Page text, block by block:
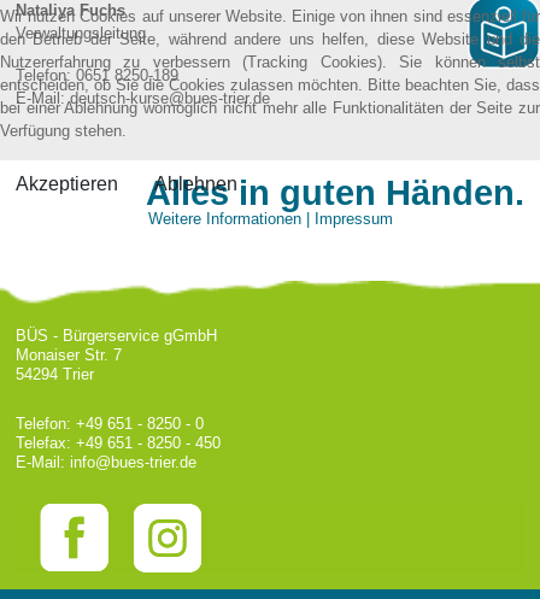
Nataliya Fuchs
Verwaltungsleitung
Telefon:0651 8250-189
E-Mail:deutsch-kurse@bues-trier.de
Alles in guten Händen.
BÜS - Bürgerservice gGmbH
Monaiser Str. 7
54294 Trier
Telefon:+49 651 - 8250 - 0
Telefax: +49 651 - 8250 - 450
E-Mail:info@bues-trier.de
Wir nutzen Cookies auf unserer Website. Einige von ihnen sind essenziell für
den Betrieb der Seite, während andere uns helfen, diese Website und die
Nutzererfahrung zu verbessern (Tracking Cookies). Sie können selbst
entscheiden, ob Sie die Cookies zulassen möchten. Bitte beachten Sie, dass
bei einer Ablehnung womöglich nicht mehr alle Funktionalitäten der Seite zur
Verfügung stehen.
Akzeptieren Ablehnen
Weitere Informationen| Impressum